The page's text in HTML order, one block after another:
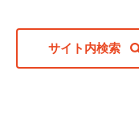
サイト内検索